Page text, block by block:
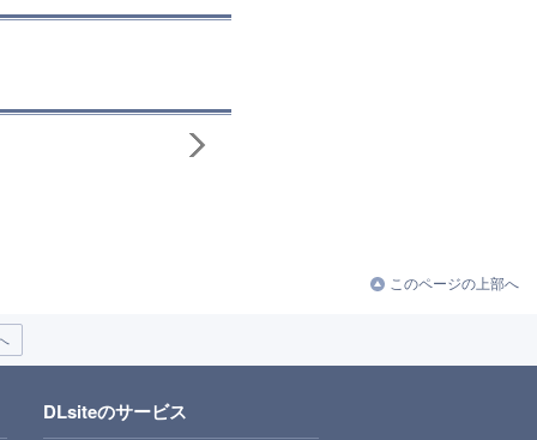
このページの上部へ
DLsiteのサービス